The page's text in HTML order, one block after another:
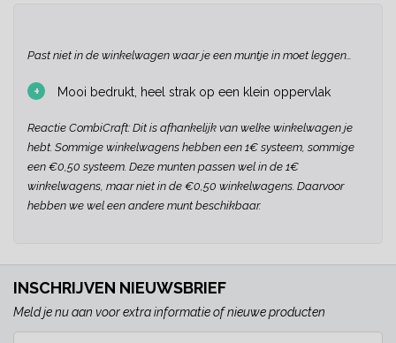
Past niet in de winkelwagen waar je een muntje in moet leggen…
+ Mooi bedrukt, heel strak op een klein oppervlak
Reactie CombiCraft: Dit is afhankelijk van welke winkelwagen je
hebt. Sommige winkelwagens hebben een 1€ systeem, sommige
een €0,50 systeem. Deze munten passen wel in de 1€
winkelwagens, maar niet in de €0,50 winkelwagens. Daarvoor
hebben we wel een andere munt beschikbaar.
INSCHRIJVEN NIEUWSBRIEF
Meld je nu aan voor extra informatie of nieuwe producten